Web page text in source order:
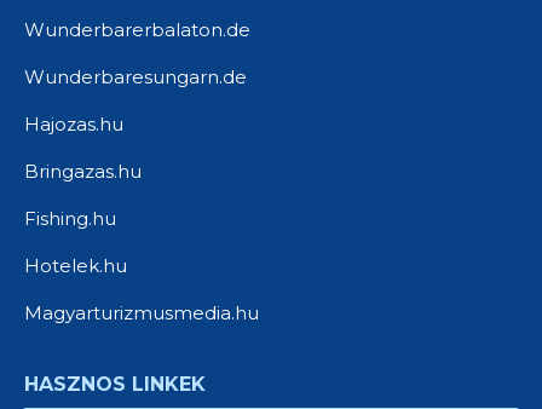
Wunderbarerbalaton.de
Wunderbaresungarn.de
Hajozas.hu
Bringazas.hu
Fishing.hu
Hotelek.hu
Magyarturizmusmedia.hu
HASZNOS LINKEK